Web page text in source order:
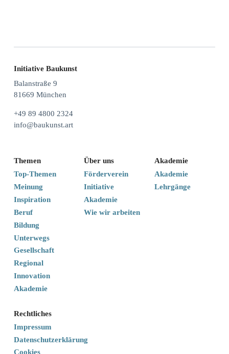
Initiative Baukunst
Balanstraße 9
81669 München
+49 89 4800 2324
info@baukunst.art
Themen
Top-Themen
Meinung
Inspiration
Beruf
Bildung
Unterwegs
Gesellschaft
Regional
Innovation
Akademie
Akademie
Akademie
Lehrgänge
Über uns
Förderverein
Initiative
Akademie
Wie wir arbeiten
Rechtliches
Impressum
Datenschutzerklärung
Cookies